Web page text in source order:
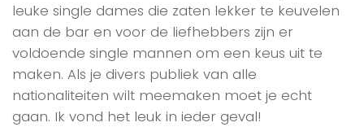
leuke single dames die zaten lekker te keuvelen
aan de bar en voor de liefhebbers zijn er
voldoende single mannen om een keus uit te
maken. Als je divers publiek van alle
nationaliteiten wilt meemaken moet je echt
gaan. Ik vond het leuk in ieder geval!